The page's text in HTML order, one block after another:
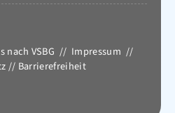
nach VSBG // Impressum //
// Barrierefreiheit